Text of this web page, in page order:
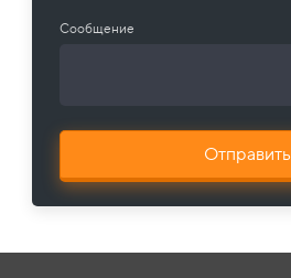
Сообщение
Отправить